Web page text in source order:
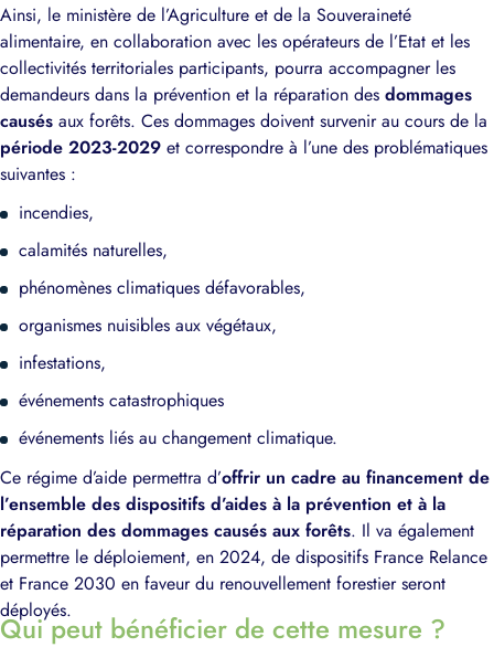
Ainsi, le ministère de l’Agriculture et de la Souveraineté
alimentaire, en collaboration avec les opérateurs de l’Etat et les
collectivités territoriales participants, pourra accompagner les
demandeurs dans la prévention et la réparation des dommages
causés aux forêts. Ces dommages doivent survenir au cours de la
période 2023-2029 et correspondre à l’une des problématiques
suivantes :
incendies,
calamités naturelles,
phénomènes climatiques défavorables,
organismes nuisibles aux végétaux,
infestations,
événements catastrophiques
événements liés au changement climatique.
Ce régime d’aide permettra d’offrir un cadre au financement de
l’ensemble des dispositifs d’aides à la prévention et à la
réparation des dommages causés aux forêts. Il va également
permettre le déploiement, en 2024, de dispositifs France Relance
et France 2030 en faveur du renouvellement forestier seront
déployés.
Qui peut bénéficier de cette mesure ?